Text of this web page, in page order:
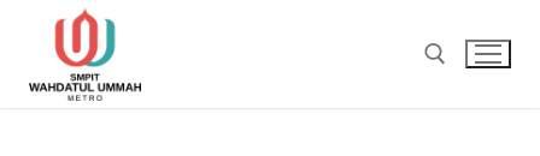
Lompat